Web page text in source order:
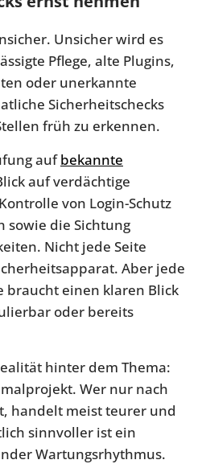
Unsicher wird es
Pflege, alte Plugins,
oder unerkannte
Sicherheitschecks
früh zu erkennen.
aufbekannte
auf verdächtige
von Login-Schutz
sowie die Sichtung
Nicht jede Seite
Aber jede
braucht einen klaren Blick
oder bereits
hinter dem Thema:
Wer nur nach
handelt meist teurer und
sinnvoller ist ein
Wartungsrhythmus.